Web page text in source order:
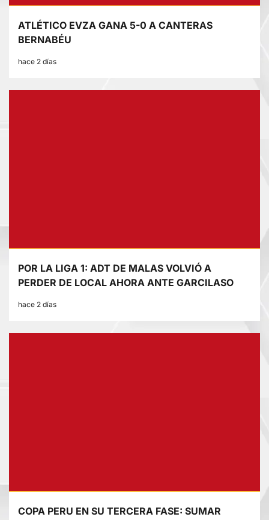
ATLÉTICO EVZA GANA 5-0 A CANTERAS
BERNABÉU
hace 2 días
POR LA LIGA 1: ADT DE MALAS VOLVIÓ A
PERDER DE LOCAL AHORA ANTE GARCILASO
hace 2 días
COPA PERU EN SU TERCERA FASE: SUMAR